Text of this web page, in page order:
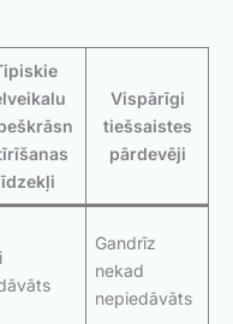
Vispārīgi
tiešsaistes
pārdevēji
Gandrīz
nekad
nepiedāvāts